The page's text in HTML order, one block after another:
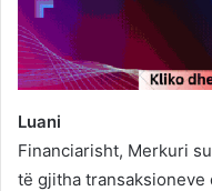
Luani
Financiarisht, Merkuri
të gjitha